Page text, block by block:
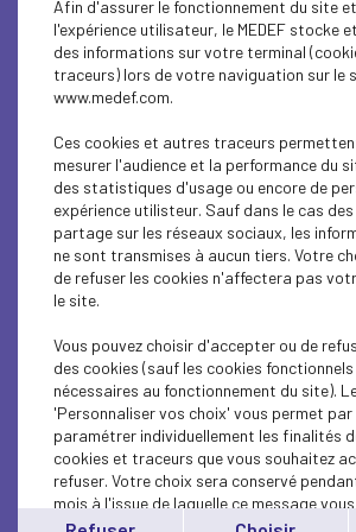
SOCIAL
ECONOMY
PROFESSIONAL TRAINING
SOCIAL
SOCIAL
SOCIAL
SOCIAL
SOCIAL
SOCIAL
Afin d'assurer le fonctionnement du site
l'expérience utilisateur, le MEDEF stocke
des informations sur votre terminal
traceurs) lors de votre naviguation sur le
www.medef.com.
Ces cookies et autres traceurs
mesurer l'audience et la performance du
des statistiques d'usage ou encore de
expérience utilisteur. Sauf dans le cas
partage sur les réseaux sociaux, les
ne sont transmises à aucun tiers. Votre
de refuser les cookies n'affectera pas
le site.
Vous pouvez choisir d'accepter ou de
des cookies (sauf les cookies
nécessaires au fonctionnement du site).
'Personnaliser vos choix' vous permet par
paramétrer individuellement les finalités
cookies et traceurs que vous souhaitez
refuser. Votre choix sera conservé
mois à l'issue de laquelle ce message
affiché..